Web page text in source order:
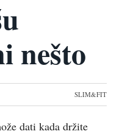
nešto
SLIM&FIT
dati kada držite